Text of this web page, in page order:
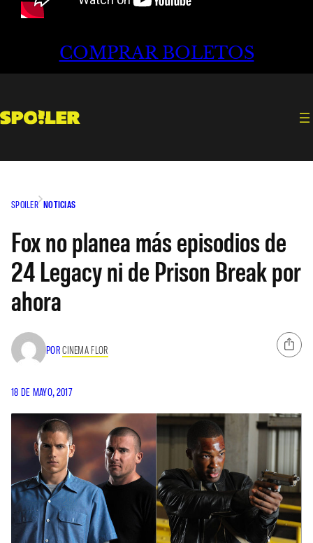
COMPRAR BOLETOS
SPOILER NOTICIAS
Fox no planea más episodios de
24 Legacy ni de Prison Break por
ahora
PORCINEMA FLOR
18 DE MAYO, 2017